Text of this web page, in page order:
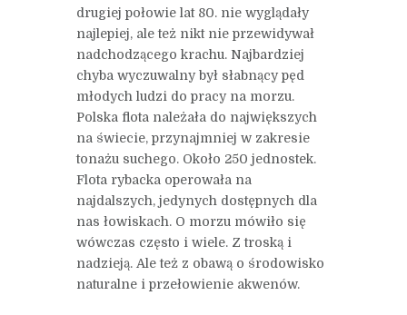
drugiej połowie lat 80. nie wyglądały
najlepiej, ale też nikt nie przewidywał
nadchodzącego krachu. Najbardziej
chyba wyczuwalny był słabnący pęd
młodych ludzi do pracy na morzu.
Polska flota należała do największych
na świecie, przynajmniej w zakresie
tonażu suchego. Około 250 jednostek.
Flota rybacka operowała na
najdalszych, jedynych dostępnych dla
nas łowiskach. O morzu mówiło się
wówczas często i wiele. Z troską i
nadzieją. Ale też z obawą o środowisko
naturalne i przełowienie akwenów.